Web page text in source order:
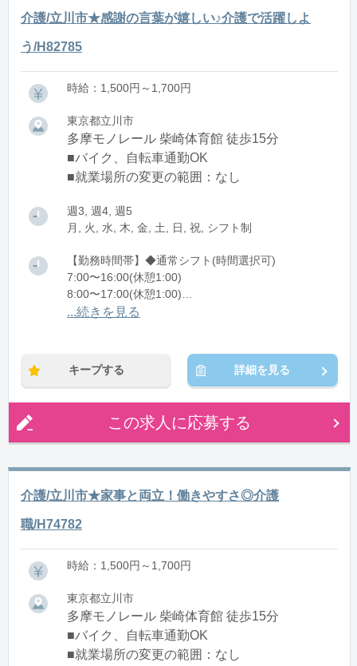
介護/立川市★感謝の言葉が嬉しい♪介護で活躍しよ
う/H82785
時給：1,500円～1,700円
東京都立川市
多摩モノレール 柴崎体育館 徒歩15分
■バイク、自転車通勤OK
■就業場所の変更の範囲：なし
週3, 週4, 週5
月, 火, 水, 木, 金, 土, 日, 祝, シフト制
【勤務時間帯】◆通常シフト(時間選択可)
7:00〜16:00(休憩1:00)
8:00〜17:00(休憩1:00)
12:00〜21:00(休憩1:00)
...続きを見る
キープする 詳細を見る
この求人に応募する
介護/立川市★家事と両立！働きやすさ◎介護
職/H74782
時給：1,500円～1,700円
東京都立川市
多摩モノレール 柴崎体育館 徒歩15分
■バイク、自転車通勤OK
■就業場所の変更の範囲：なし